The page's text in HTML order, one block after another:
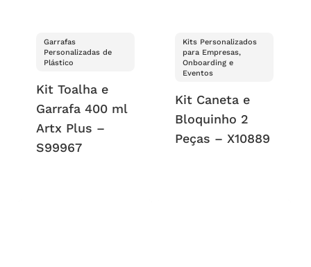
Garrafas
Personalizadas de
Plástico
Kit Toalha e
Garrafa 400 ml
Artx Plus –
S99967
Kits Personalizados
para Empresas,
Onboarding e
Eventos
Kit Caneta e
Bloquinho 2
Peças – X10889